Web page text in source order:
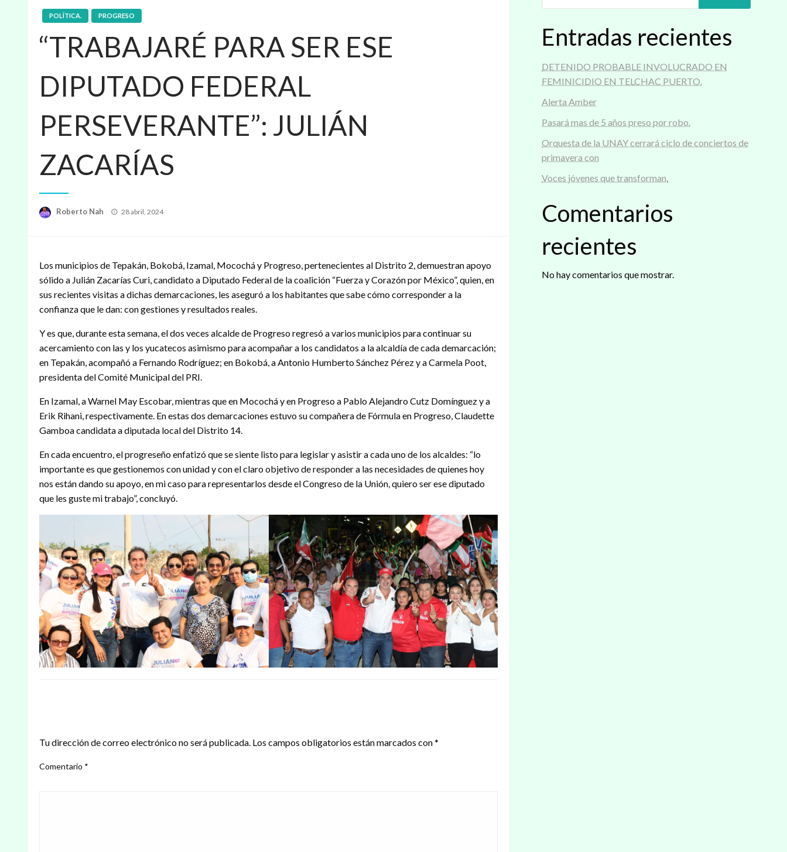
POLÍTICA. PROGRESO
“TRABAJARÉ PARA SER ESE
DIPUTADO FEDERAL
PERSEVERANTE”: JULIÁN
ZACARÍAS
Roberto Nah
Publicado
28 abril, 2024
Los municipios de Tepakán, Bokobá, Izamal, Mocochá y Progreso, pertenecientes al Distrito 2, demuestran apoyo
sólido a Julián Zacarías Curi, candidato a Diputado Federal de la coalición “Fuerza y Corazón por México”, quien, en
sus recientes visitas a dichas demarcaciones, les aseguró a los habitantes que sabe cómo corresponder a la
confianza que le dan: con gestiones y resultados reales.
Y es que, durante esta semana, el dos veces alcalde de Progreso regresó a varios municipios para continuar su
acercamiento con las y los yucatecos asimismo para acompañar a los candidatos a la alcaldía de cada demarcación;
en Tepakán, acompañó a Fernando Rodríguez; en Bokobá, a Antonio Humberto Sánchez Pérez y a Carmela Poot,
presidenta del Comité Municipal del PRI.
En Izamal, a Warnel May Escobar, mientras que en Mocochá y en Progreso a Pablo Alejandro Cutz Domínguez y a
Erik Rihani, respectivamente. En estas dos demarcaciones estuvo su compañera de Fórmula en Progreso, Claudette
Gamboa candidata a diputada local del Distrito 14.
En cada encuentro, el progreseño enfatizó que se siente listo para legislar y asistir a cada uno de los alcaldes: “lo
importante es que gestionemos con unidad y con el claro objetivo de responder a las necesidades de quienes hoy
nos están dando su apoyo, en mi caso para representarlos desde el Congreso de la Unión, quiero ser ese diputado
que les guste mi trabajo”, concluyó.
Tu dirección de correo electrónico no será publicada. Los campos obligatorios están marcados con*
Comentario *
Entradas recientes
DETENIDO PROBABLE INVOLUCRADO EN
FEMINICIDIO EN TELCHAC PUERTO.
Alerta Amber
Pasará mas de 5 años preso por robo.
Orquesta de la UNAY cerrará ciclo de conciertos de
primavera con
Voces jóvenes que transforman.
Comentarios
recientes
No hay comentarios que mostrar.